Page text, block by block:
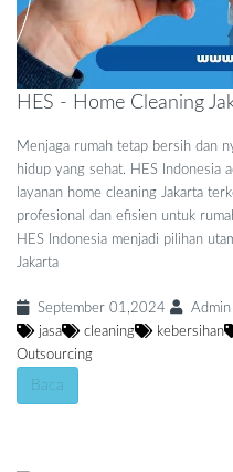
HES - Home Cleaning
Menjaga rumah tetap bersih dan
hidup yang sehat. HES Indonesia
layanan home cleaning Jakarta
profesional dan efisien untuk
HES Indonesia menjadi pilihan
Jakarta
September 01,2024 Admin
jasa
cleaning kebersihan
Outsourcing
Baca